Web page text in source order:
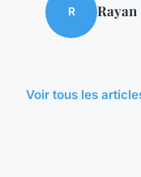
R Rayan
Voir tous les